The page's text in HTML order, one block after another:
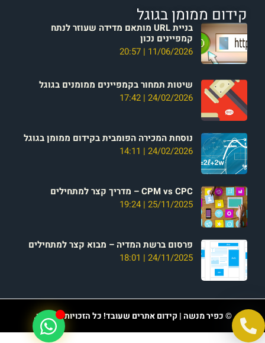
קידום ממומן בגוגל
בניית URL מותאם מדידה שעוזר לנתח
קמפיינים נכון
11/06/2026
שיטות תמחור בקמפיינים ממומנים בגוגל
24/02/2026
נוסחת המכירה הפומבית בקידום ממומן בגוגל
24/02/2026
CPM vs CPC – מדריך קצר למתחילים
25/11/2025
פרסום ברשת המדיה – מבוא קצר למתחילים
24/11/2025
© כפיר מנשה | קידום אתרים שעובד! כל הזכויות שמורות.